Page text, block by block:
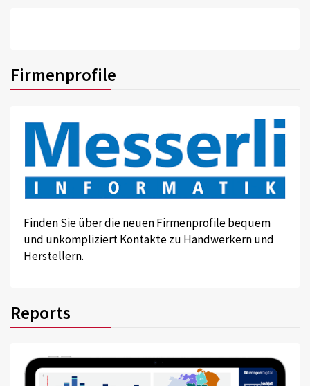
Firmenprofile
Finden Sie über die neuen Firmenprofile bequem
und unkompliziert Kontakte zu Handwerkern und
Herstellern.
Reports